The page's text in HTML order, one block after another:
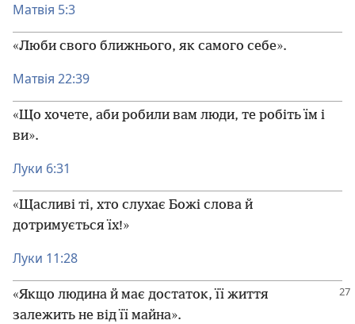
Матвія 5:3
«Люби свого ближнього, як самого себе».
Матвія 22:39
«Що хочете, аби робили вам люди, те робіть їм і
ви».
Луки 6:31
«Щасливі ті, хто слухає Божі слова й
дотримується їх!»
Луки 11:28
«Якщо людина й має достаток, її життя
залежить не від її майна».